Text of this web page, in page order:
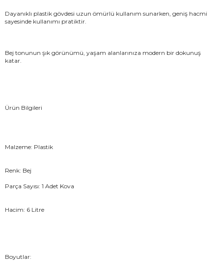
Dayanıklı plastik gövdesi uzun ömürlü kullanım sunarken, geniş hacmi
sayesinde kullanımı pratiktir.
Bej tonunun şık görünümü, yaşam alanlarınıza modern bir dokunuş
katar.
Ürün Bilgileri
Malzeme: Plastik
Renk: Bej
Parça Sayısı: 1 Adet Kova
Hacim: 6 Litre
Boyutlar: